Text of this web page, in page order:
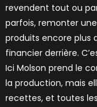
revendent tout ou
parfois, remonter
produits encore plus
financier derrière.
Ici Molson prend le
la production, mais
recettes, et toutes